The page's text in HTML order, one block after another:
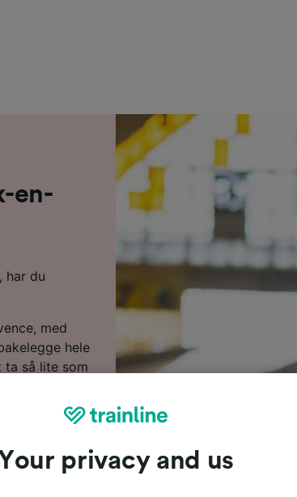
en-
har du
med
hele
ta så lite som
om det ikke
reise til Aix-
SNCF er
til å
reisen din tilprivacy and us